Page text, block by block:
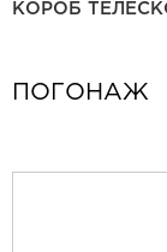
КОРОБ
ПОГОНАЖ